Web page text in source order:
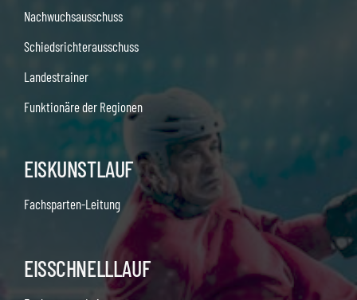
Nachwuchsausschuss
Schiedsrichterausschuss
Landestrainer
Funktionäre der Regionen
EISKUNSTLAUF
Fachsparten-Leitung
EISSCHNELLLAUF